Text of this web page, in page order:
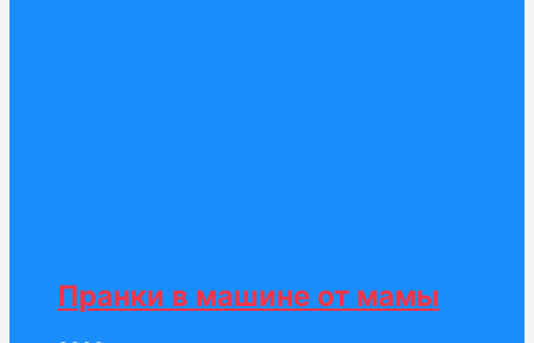
Пранки в машине от мамы